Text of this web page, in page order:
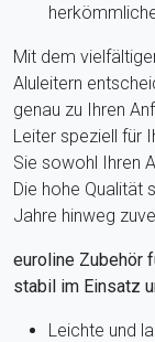
Mit dem
Aluleitern
genau zu Ihren
Leiter speziell für
Sie sowohl Ihren
Die hohe Qualität
Jahre hinweg
euroline Zubehör
stabil im Einsatz
Leichte und